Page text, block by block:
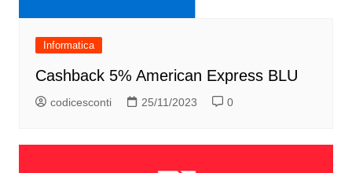
Informatica
Cashback 5% American Express BLU
codicesconti 25/11/2023 0